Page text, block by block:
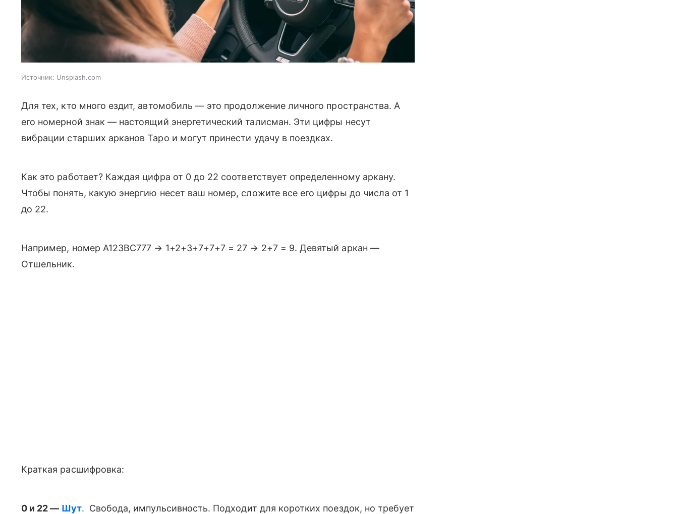
Источник: Unsplash.com
Для тех, кто много ездит, автомобиль — это продолжение личного пространства. А
его номерной знак — настоящий энергетический талисман. Эти цифры несут
вибрации старших арканов Таро и могут принести удачу в поездках.
Как это работает? Каждая цифра от 0 до 22 соответствует определенному аркану.
Чтобы понять, какую энергию несет ваш номер, сложите все его цифры до числа от 1
до 22.
Например, номер А123ВС777 → 1+2+3+7+7+7 = 27 → 2+7 = 9. Девятый аркан —
Отшельник.
Краткая расшифровка:
0 и 22 — Шут. Свобода, импульсивность. Подходит для коротких поездок, но требует